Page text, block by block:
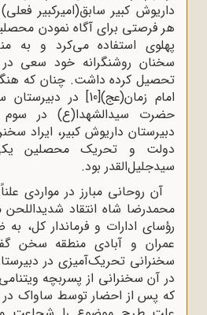
داریوش کبیر سابق(امیرکبیر
هر فرصتی برای آگاه نمودن
پهلوی استفاده می‌کرد و به
سخنان روشنگرانه خود سعی
تحصیل کرده داشت. چنان که
امام زمان(عج)[10]در دبیرستان
حضرت سیدالشهدا(ع) در
دبیرستان داریوش کبیر، ایراد
دولت و تحریک محصلین
سیدجلیل‌القدر بود.
آن روحانی مبارز در مواردی
محمدرضا شاه انتقاد
رؤسای ادارات و فرماندار کل،
سخنرانی تحریک‌آمیزی در
در آن سخنرانی از پسربچه
که پس از احضار توسط ساواک در